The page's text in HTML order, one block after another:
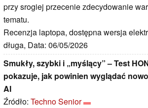
przy srogiej przecenie zdecydowanie
tematu.
Recenzja laptopa, dostępna wersja
długa, Data: 06/05/2026
Smukły, szybki i „myślący” – Test
pokazuje, jak powinien wyglądać
AI
Źródło: Techno Senior